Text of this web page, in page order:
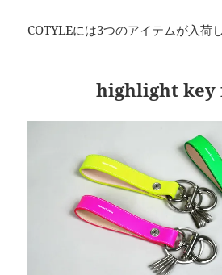
COTYLEには3つのアイテムが入荷
highlight key